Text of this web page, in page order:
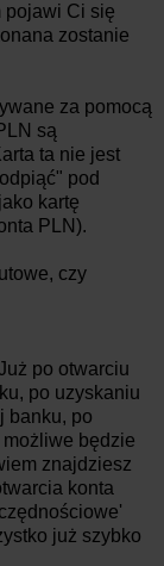
pojawi Ci się
zostanie
za pomocą
są
ta nie jest
pod
kartę
PLN).
czy
po otwarciu
po uzyskaniu
banku, po
będzie
znajdziesz
konta
już szybko